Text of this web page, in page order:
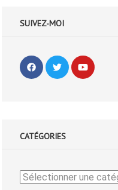
SUIVEZ-MOI
CATÉGORIES
Catégories